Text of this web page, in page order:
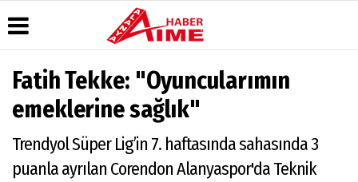
Üye Paneli
Haber
Arşivi
Dergi
Arşivi
Durumu
Gazete
Manşetleri
Anketler
Video
Galeri
Foto
Moovit
Gazipaşa
Fatih Tekke: "Oyuncularımın
emeklerine sağlık"
Trendyol Süper Lig’in 7. haftasında sahasında 3
puanla ayrılan Corendon Alanyaspor'da Teknik